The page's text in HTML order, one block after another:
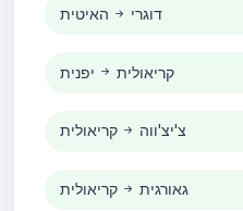
דוגרי האיטית
קריאולית יפנית
צ'יצ'ווה קריאולית
גאורגית קריאולית